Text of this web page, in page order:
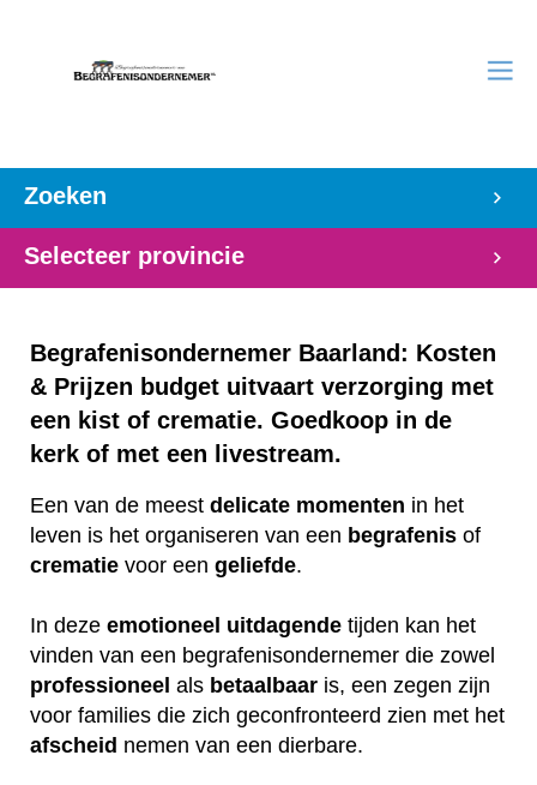
Zoeken
Selecteer provincie
Begrafenisondernemer Baarland: Kosten
& Prijzen budget uitvaart verzorging met
een kist of crematie. Goedkoop in de
kerk of met een livestream.
Een van de meest delicate momenten in het
leven is het organiseren van een begrafenis of
crematie voor een geliefde.
In deze emotioneel uitdagende tijden kan het
vinden van een begrafenisondernemer die zowel
professioneel als betaalbaar is, een zegen zijn
voor families die zich geconfronteerd zien met het
afscheid nemen van een dierbare.